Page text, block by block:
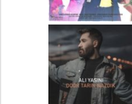
دانلود آهنگ جدید فرزاد
فرزین بنام آتیش